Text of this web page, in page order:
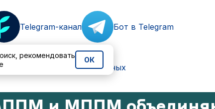
Telegram-канал Бот в Telegram
персональных данных
рекомендовать
ОК